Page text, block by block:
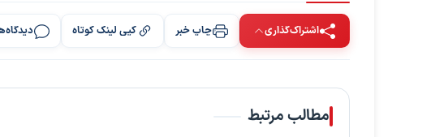
اشتراک‌گذاری چاپ خبر کپی لینک کوتاه
مطالب مرتبط